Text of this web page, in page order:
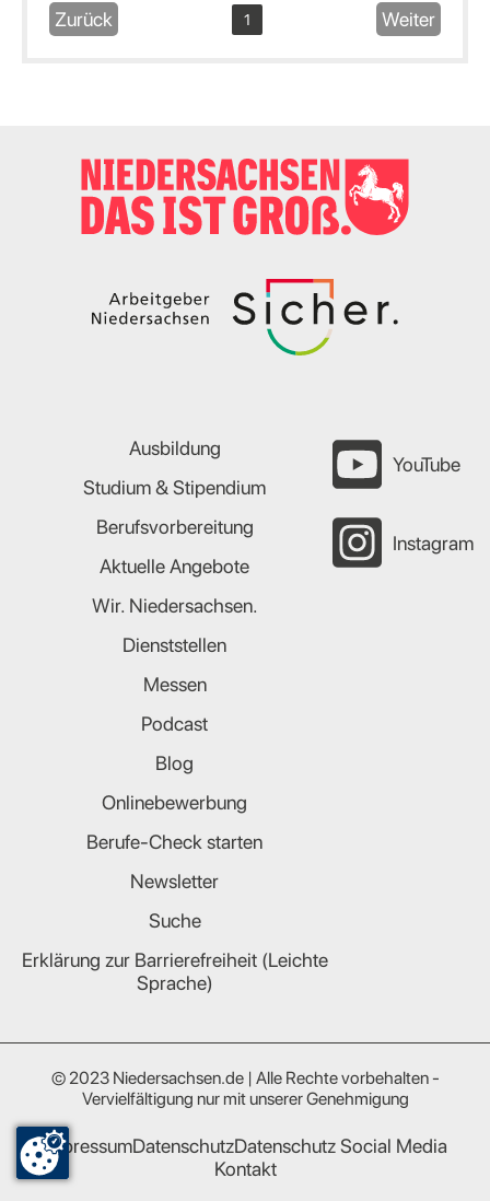
Zurück 1 Weiter
Ausbildung
Studium & Stipendium
Berufsvorbereitung
Aktuelle Angebote
Wir. Niedersachsen.
Dienststellen
Messen
Podcast
Blog
Onlinebewerbung
Berufe-Check starten
Newsletter
Suche
Erklärung zur Barrierefreiheit (Leichte
Sprache)
YouTube
Instagram
© 2023 Niedersachsen.de | Alle Rechte vorbehalten -
Vervielfältigung nur mit unserer Genehmigung
ImpressumDatenschutzDatenschutz Social Media
Kontakt